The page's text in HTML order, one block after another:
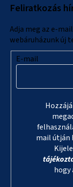
Feliratkozás
Adja meg az e-
webáruházunk új
E-mail
mail útján